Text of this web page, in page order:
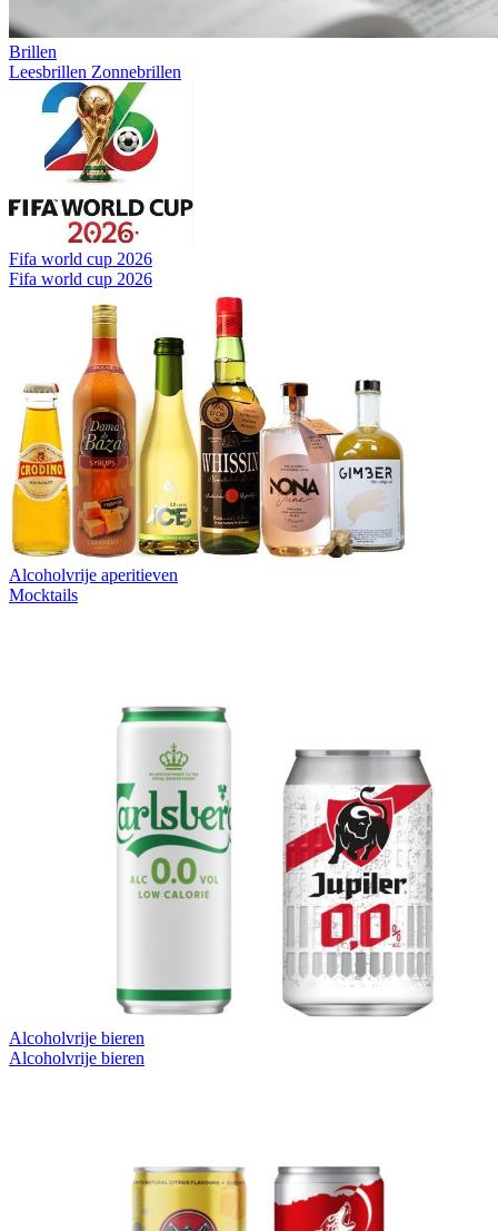
Brillen
Leesbrillen Zonnebrillen
Fifa world cup 2026
Fifa world cup 2026
Alcoholvrije aperitieven
Mocktails
Alcoholvrije bieren
Alcoholvrije bieren